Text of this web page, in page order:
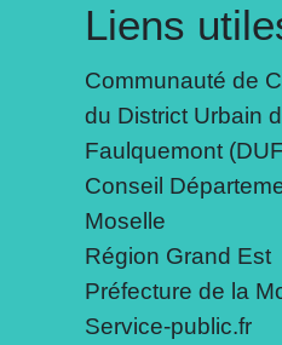
Liens
Communauté de
du District Urbain
Faulquemont
Conseil
Moselle
Région Grand Est
Préfecture de la
Service-public.fr